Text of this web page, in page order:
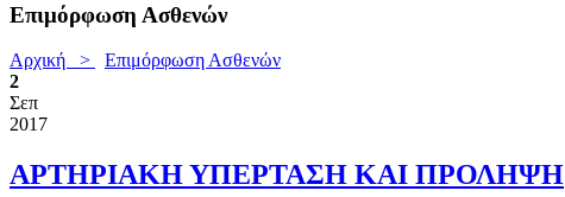
Επιμόρφωση Ασθενών
Αρχική >
Επιμόρφωση Ασθενών
2
Σεπ
2017
ΑΡΤΗΡΙΑΚΗ ΥΠΕΡΤΑΣΗ ΚΑΙ ΠΡΟΛΗΨΗ